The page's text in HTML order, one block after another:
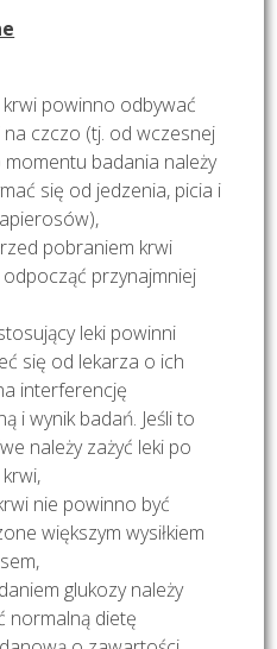
powinno odbywać
czczo (tj. od wczesnej
momentu badania należy
się od jedzenia, picia i
pobraniem krwi
przynajmniej
leki powinni
się od lekarza o ich
interferencję
i wynik badań. Jeśli to
należy zażyć leki po
nie powinno być
większym wysiłkiem
glukozy należy
normalną dietę